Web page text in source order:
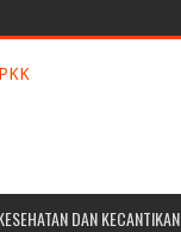
DAN KECANTIKAN